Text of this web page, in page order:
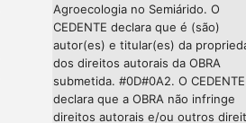
Agroecologia no Semiárido. O
CEDENTE declara que é (são)
autor(es) e titular(es) da
dos direitos autorais da OBRA
submetida. #0D#0A2. O CEDENTE
declara que a OBRA não infringe
direitos autorais e/ou outros